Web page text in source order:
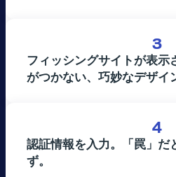
3
フィッシングサイトが表示
がつかない、巧妙なデザイ
4
認証情報を入力。「罠」だ
ず。